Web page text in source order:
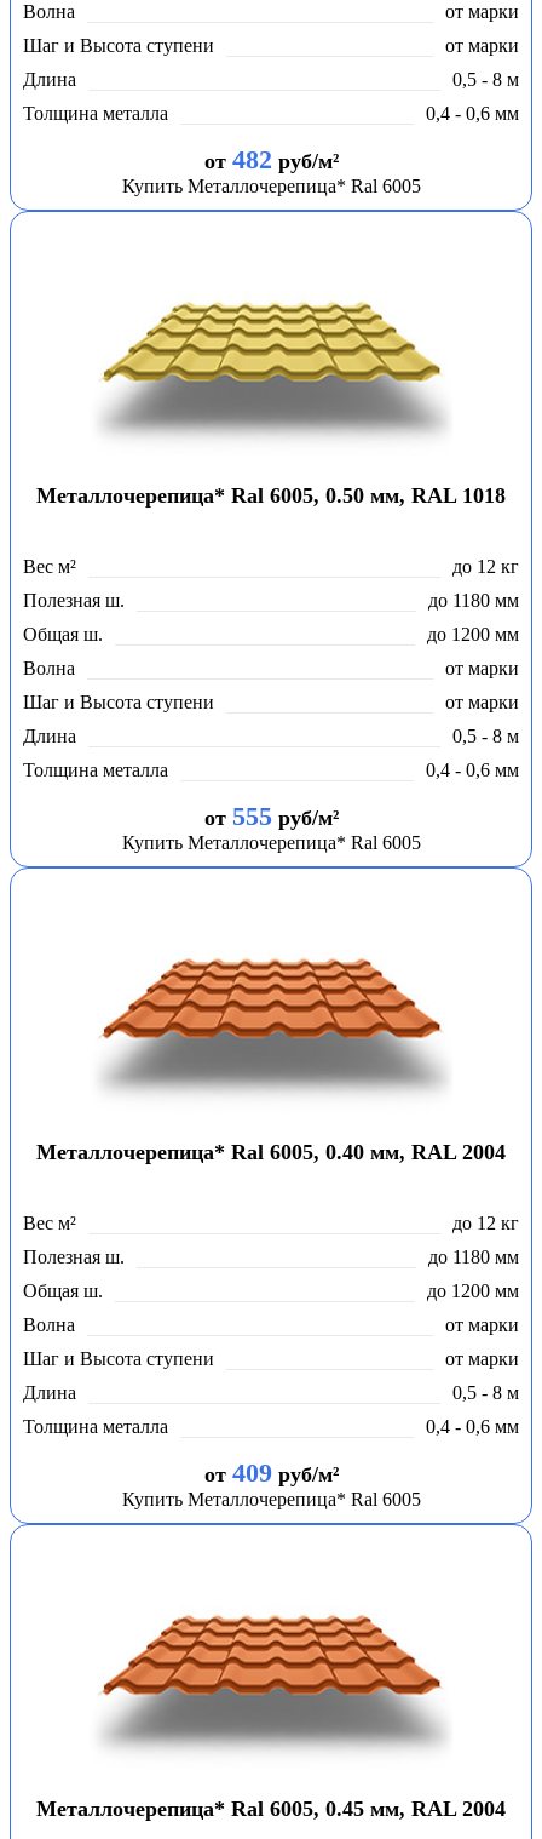
Волна
от марки
Шаг и Высота ступени
от марки
Длина
0,5 - 8 м
Толщина металла
0,4 - 0,6 мм
от 482 руб/м²
Купить Металлочерепица* Ral 6005
Металлочерепица* Ral 6005, 0.50 мм, RAL 1018
Вес м²
до 12 кг
Полезная ш.
до 1180 мм
Общая ш.
до 1200 мм
Волна
от марки
Шаг и Высота ступени
от марки
Длина
0,5 - 8 м
Толщина металла
0,4 - 0,6 мм
от 555руб/м²
Купить Металлочерепица* Ral 6005
Металлочерепица* Ral 6005, 0.40 мм, RAL 2004
Вес м²
до 12 кг
Полезная ш.
до 1180 мм
Общая ш.
до 1200 мм
Волна
от марки
Шаг и Высота ступени
от марки
Длина
0,5 - 8 м
Толщина металла
0,4 - 0,6 мм
от 409руб/м²
Купить Металлочерепица* Ral 6005
Металлочерепица* Ral 6005, 0.45 мм, RAL 2004